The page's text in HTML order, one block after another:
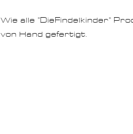
Wie alle "DieFindelkinder"
von Hand gefertigt.